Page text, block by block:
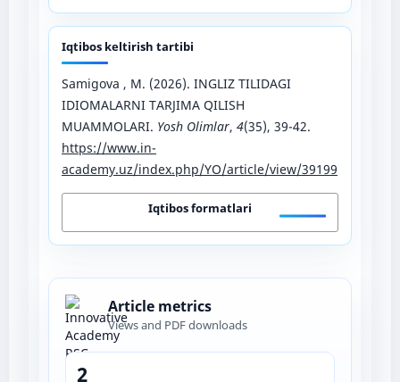
Iqtibos keltirish tartibi
Samigova , M. (2026). INGLIZ TILIDAGI
IDIOMALARNI TARJIMA QILISH
MUAMMOLARI. Yosh Olimlar, 4(35), 39-42.
https://www.in-
academy.uz/index.php/YO/article/view/39199
Iqtibos formatlari
Article metrics
Views and PDF downloads
2